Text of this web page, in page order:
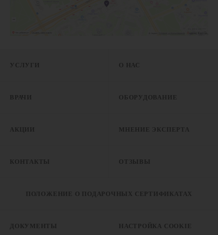
УСЛУГИ О НАС
ВРАЧИ ОБОРУДОВАНИЕ
АКЦИИ МНЕНИЕ ЭКСПЕРТА
КОНТАКТЫ ОТЗЫВЫ
ПОЛОЖЕНИЕ О ПОДАРОЧНЫХ СЕРТИФИКАТАХ
ДОКУМЕНТЫ НАСТРОЙКА COOKIE